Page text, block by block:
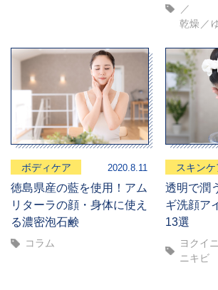
乾燥
ボディケア 2020.8.11
徳島県産の藍を使用！アム
リターラの顔・身体に使え
る濃密泡石鹸
コラム
スキンケ
透明で潤
ギ洗顔ア
13選
ヨクイ
ニキビ